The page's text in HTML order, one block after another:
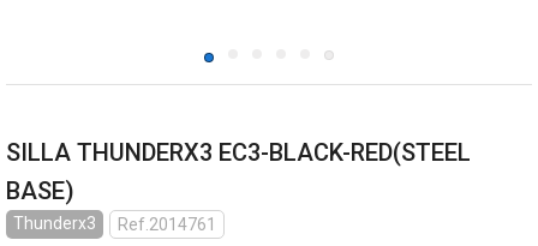
SILLA THUNDERX3 EC3-BLACK-RED(STEEL
BASE)
Thunderx3 Ref.2014761